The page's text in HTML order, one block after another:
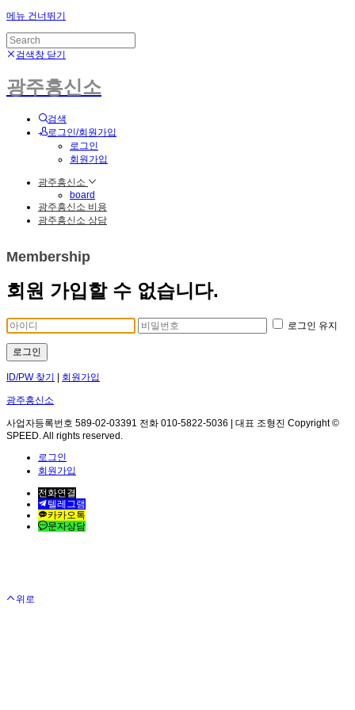
메뉴 건너뛰기
검색창 닫기
광주흥신소
검색
로그인/회원가입
로그인
회원가입
광주흥신소
board
광주흥신소 비용
광주흥신소 상담
Membership
회원 가입할 수 없습니다.
로그인 유지
로그인
ID/PW 찾기 회원가입
광주흥신소
사업자등록번호 589-02-03391 전화 010-5822-5036 | 대표 조형진 Copyright ©
SPEED. All rights reserved.
로그인
회원가입
전화연결
텔레그램
카카오톡
문자상담
위로